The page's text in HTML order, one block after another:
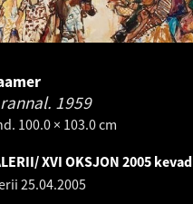
1959
100.0 × 103.0 cm
XVI OKSJON 2005 kevad
25.04.2005